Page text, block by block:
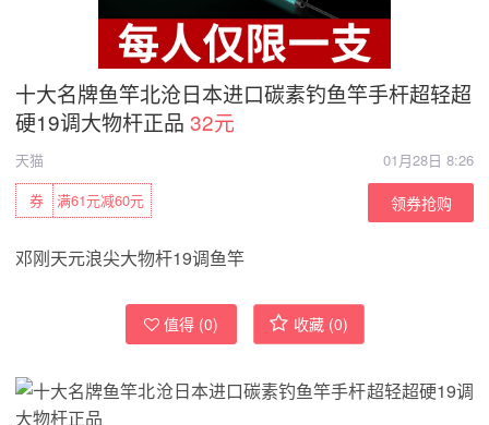
十大名牌鱼竿北沧日本进口碳素钓鱼竿手杆超轻超
硬19调大物杆正品 32元
天猫
01月28日 8:26
满61元减60元
券 领券抢购
邓刚天元浪尖大物杆19调鱼竿
值得 (0) 收藏 (0)